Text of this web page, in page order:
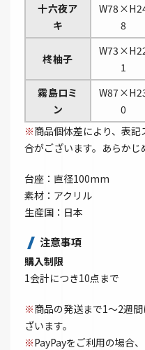
十六夜ア
キ
8
柊柚子
1
霧島ロミ
ン
0
※商品個体差により、表
合がございます。あらかじ
台座：直径100mm
素材：アクリル
生産国：日本
注意事項
購入制限
1会計につき10点まで
※商品の発送まで1～2週
ざいます。
※PayPayをご利用の場合